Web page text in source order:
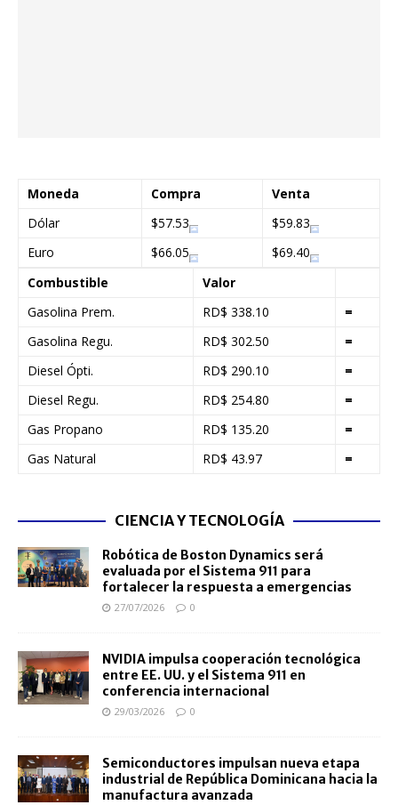
Moneda Compra
Venta
Dólar
$57.53
$59.83
Euro
$66.05
$69.40
Combustible
Valor
Gasolina Prem.
RD$ 338.10
=
Gasolina Regu.
RD$ 302.50
=
Diesel Ópti.
RD$ 290.10
=
Diesel Regu.
RD$ 254.80
=
Gas Propano
RD$ 135.20
=
Gas Natural
RD$ 43.97 =
CIENCIA Y TECNOLOGÍA
Robótica de Boston Dynamics será
evaluada por el Sistema 911 para
fortalecer la respuesta a emergencias
27/07/2026 0
NVIDIA impulsa cooperación tecnológica
entre EE. UU. y el Sistema 911 en
conferencia internacional
29/03/2026 0
Semiconductores impulsan nueva etapa
industrial de República Dominicana hacia la
manufactura avanzada